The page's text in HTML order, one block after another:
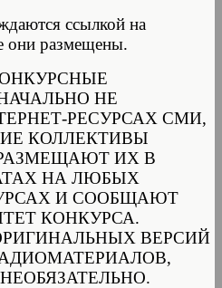
ссылкой на
они размещены.
НЕ
РЕСУРСАХ СМИ,
КОЛЛЕКТИВЫ
ИХ В
НА ЛЮБЫХ
И СООБЩАЮТ
КОНКУРСА.
ВЕРСИЙ